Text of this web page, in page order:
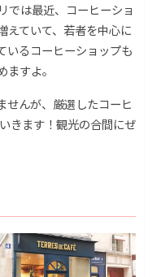
では最近、コーヒーショ
えていて、若者を中心に
いるコーヒーショップも
すよ。
せんが、厳選したコーヒ
きます！観光の合間にぜ